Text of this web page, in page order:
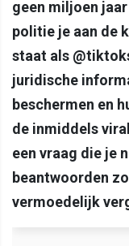
geen miljoen
politie je aan de
staat als
juridische
beschermen en
de inmiddels
een vraag die je
beantwoorden
vermoedelijk